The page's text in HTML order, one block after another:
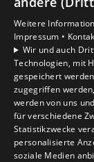
Gewerbekunden
Karriere
Unternehmen
Kontakt
Weitere
Impressum •
Wir und auch
Technologien, mit
gespeichert
zugegriffen
werden von uns
für verschiedene
Statistikzwecke
personalisierte
soziale Medien